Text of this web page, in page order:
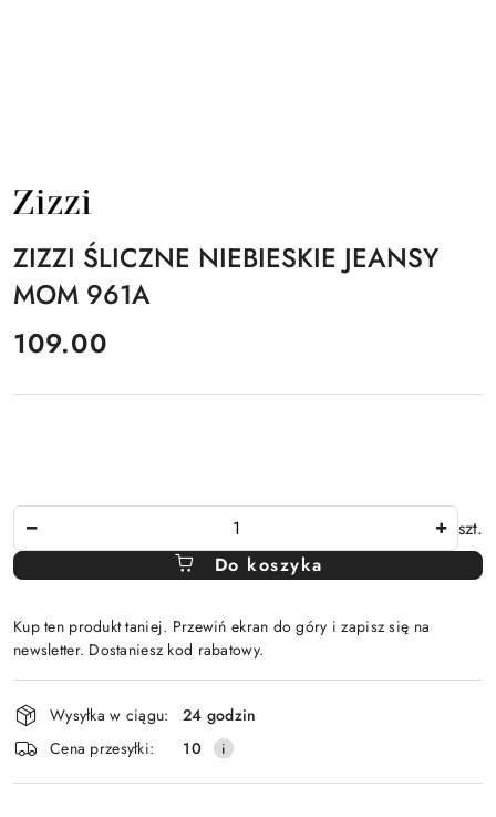
NAZWA
PRODUCENTA:
ZIZZI ŚLICZNE NIEBIESKIE JEANSY
MOM 961A
cena:
109.00
szt.
Do koszyka
Kup ten produkt taniej. Przewiń ekran do góry i zapisz się na
newsletter. Dostaniesz kod rabatowy.
Dostępność
i
dostawa
Wysyłka w ciągu:
24 godzin
Cena przesyłki:
10